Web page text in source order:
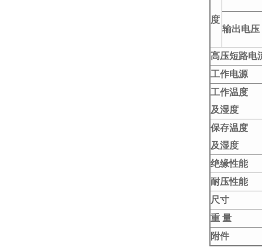
度
输出电压
高压短路电
工作电源
工作温度
及湿度
保存温度
及湿度
绝缘性能
耐压性能
尺寸
重 量
附件